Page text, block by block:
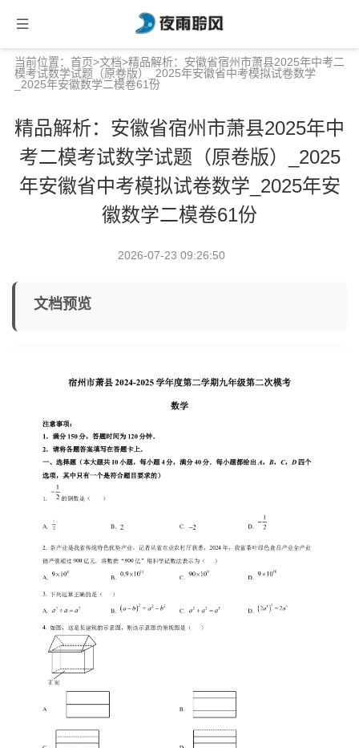
当前位置： 首页>文档>精品解析：安徽省宿州市萧县2025年中考二
模考试数学试题（原卷版）_2025年安徽省中考模拟试卷数学
_2025年安徽数学二模卷61份
精品解析：安徽省宿州市萧县2025年中
考二模考试数学试题（原卷版）_2025
年安徽省中考模拟试卷数学_2025年安
徽数学二模卷61份
2026-07-23 09:26:50
文档预览